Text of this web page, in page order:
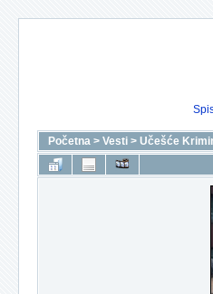
Početna > Vesti > Učešće